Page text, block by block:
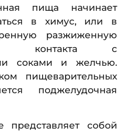
пища начинает
в химус, или в
разжиженную
контакта с
соками и желчью.
пищеварительных
поджелудочная
собой